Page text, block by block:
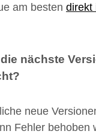
am besten direkt
nächste
neue
Fehler behoben